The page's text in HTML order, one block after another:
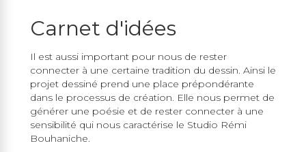
Carnet d'idées
Il est aussi important pour nous de rester
connecter à une certaine tradition du dessin. Ainsi le
projet dessiné prend une place prépondérante
dans le processus de création. Elle nous permet de
générer une poésie et de rester connecter à une
sensibilité qui nous caractérise le Studio Rémi
Bouhaniche.